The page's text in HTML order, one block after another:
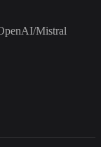
Mistral